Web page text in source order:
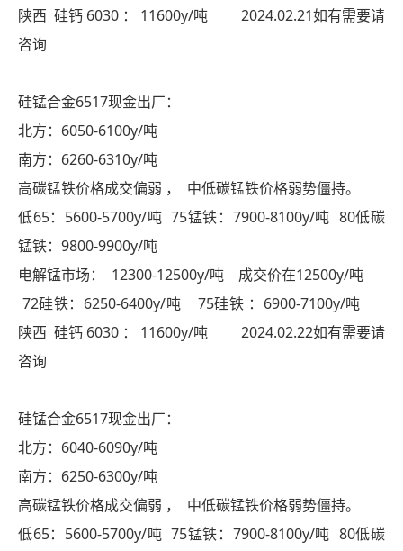
陕西 硅钙 6030 ： 11600y/吨 2024.02.21如有需要请
咨询
硅锰合金6517现金出厂：
北方：6050-6100y/吨
南方：6260-6310y/吨
高碳锰铁价格成交偏弱 ， 中低碳锰铁价格弱势僵持。
低65：5600-5700y/吨 75锰铁：7900-8100y/吨 80低碳
锰铁：9800-9900y/吨
电解锰市场： 12300-12500y/吨 成交价在12500y/吨
72硅铁：6250-6400y/吨 75硅铁 ：6900-7100y/吨
陕西 硅钙 6030 ： 11600y/吨 2024.02.22如有需要请
咨询
硅锰合金6517现金出厂：
北方：6040-6090y/吨
南方：6250-6300y/吨
高碳锰铁价格成交偏弱 ， 中低碳锰铁价格弱势僵持。
低65：5600-5700y/吨 75锰铁：7900-8100y/吨 80低碳